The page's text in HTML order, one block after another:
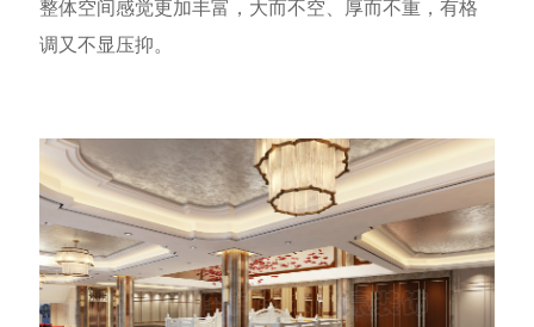
整体空间感觉更加丰富，大而不空、厚而不重，有格
调又不显压抑。